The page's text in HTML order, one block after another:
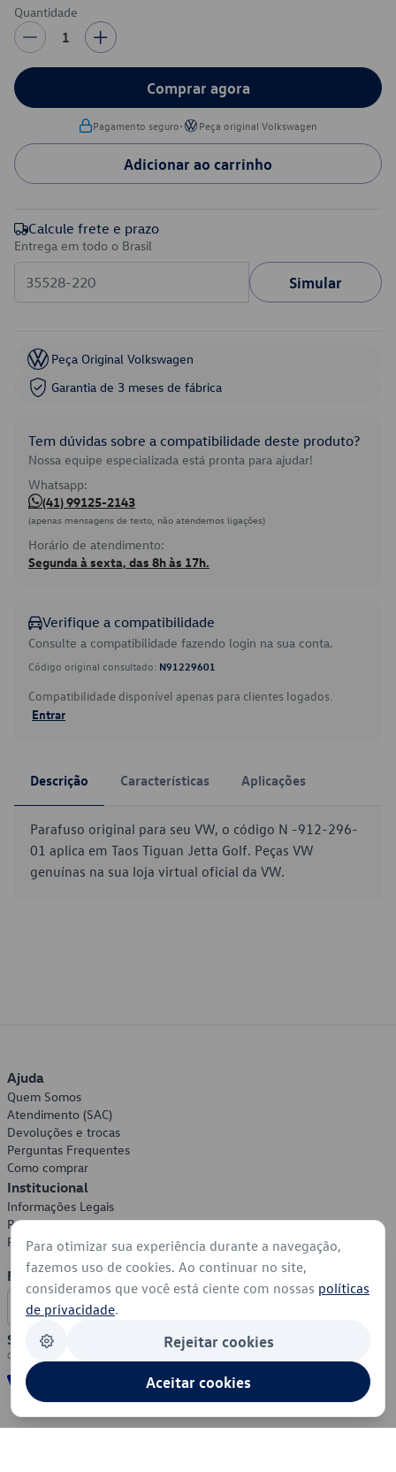
Quantidade
1
Comprar agora
Pagamento seguro• Peça original Volkswagen
Adicionar ao carrinho
Calcule frete e prazo
Entrega em todo o Brasil
Simular
Peça Original Volkswagen
Garantia de 3 meses de fábrica
Tem dúvidas sobre a compatibilidade deste produto?
Nossa equipe especializada está pronta para ajudar!
Whatsapp:
(41) 99125-2143
(apenas mensagens de texto, não atendemos ligações)
Horário de atendimento:
Segunda à sexta, das 8h às 17h.
Verifique a compatibilidade
Consulte a compatibilidade fazendo login na sua conta.
Código original consultado: N91229601
Compatibilidade disponível apenas para clientes logados.
Entrar
Descrição Características Aplicações
Parafuso original para seu VW, o código N -912-296-
01 aplica em Taos Tiguan Jetta Golf. Peças VW
genuínas na sua loja virtual oficial da VW.
Ajuda
Quem Somos
Atendimento (SAC)
Devoluções e trocas
Perguntas Frequentes
Como comprar
Institucional
Informações Legais
Política de Privacidade
Política de Cookies
Formas de Pagamento
Segurança
Para otimizar sua experiência durante a navegação,
fazemos uso de cookies. Ao continuar no site,
consideramos que você está ciente com nossas políticas
de privacidade.
Rejeitar cookies
Aceitar cookies